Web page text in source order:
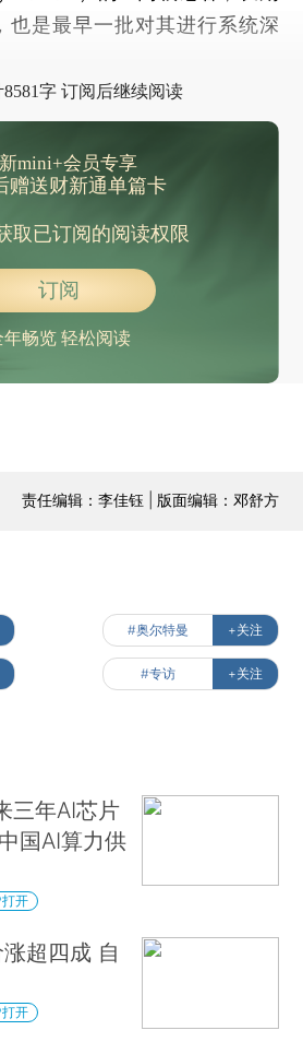
也是最早一批对其进行系统深
字 订阅后继续阅读
mini+会员专享
赠送财新通单篇卡
取已订阅的阅读权限
订阅
年畅览 轻松阅读
责任编辑：李佳钰 | 版面编辑：邓舒方
#奥尔特曼 +关注
#专访 +关注
三年AI芯片
国AI算力供
开
超四成 自
开